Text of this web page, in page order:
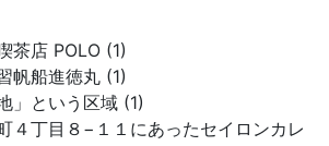
茶店 POLO (1)
帆船進徳丸 (1)
」という区域 (1)
４丁目８−１１にあったセイロンカレ